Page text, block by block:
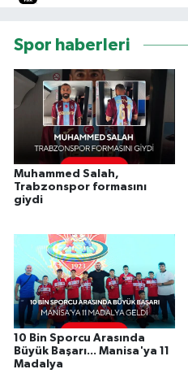
Spor haberleri
Muhammed Salah,
Trabzonspor formasını
giydi
10 Bin Sporcu Arasında
Büyük Başarı... Manisa'ya 11
Madalya